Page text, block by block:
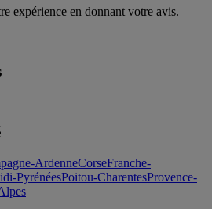
expérience en donnant votre avis.
ArdenneCorseFranche-
PyrénéesPoitou-CharentesProvence-